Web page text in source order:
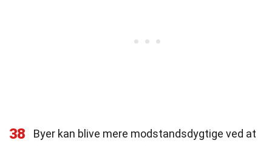
38
Byer kan blive mere modstandsdygtige ved at